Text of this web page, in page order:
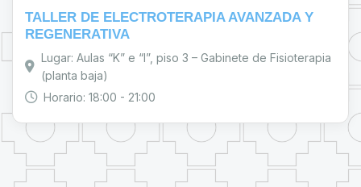
TALLER DE ELECTROTERAPIA AVANZADA Y
REGENERATIVA
Lugar: Aulas “K” e “I”, piso 3 – Gabinete de Fisioterapia
(planta baja)
Horario: 18:00 - 21:00